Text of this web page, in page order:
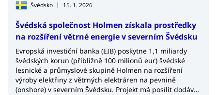
Švédsko | 15. 1. 2026
Švédská společnost Holmen získala prostředky
na rozšíření větrné energie v severním Švédsku
Evropská investiční banka (EIB) poskytne 1,1 miliardy
švédských korun (přibližně 100 milionů eur) švédské
lesnické a průmyslové skupině Holmen na rozšíření
výroby elektřiny z větrných elektráren na pevnině
(onshore) v severním Švédsku. Projekt má posílit dodávky